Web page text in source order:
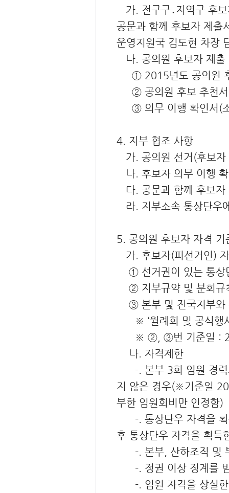
가. 전구구․지역구 후
공문과 함께 후보자 제출
운영지원국 김도현 차장
나. 공의원 후보자 제출
① 2015년도 공의원
② 공의원 후보 추천서
③ 의무 이행 확인서(
4. 지부 협조 사항
가. 공의원 선거(후보자
나. 후보자 의무 이행
다. 공문과 함께 후보자
라. 지부소속 통상단우
5. 공의원 후보자 자격 기
가. 후보자(피선거인)
① 선거권이 있는 통상
② 지부규약 및 분회규
③ 본부 및 전국지부와
※ ‘월례회 및 공식행사
※ ②, ③번 기준일 :
나. 자격제한
-. 본부 3회 임원 경력
지 않은 경우(※기준일
부한 임원회비만 인정함)
-. 통상단우 자격을 획
후 통상단우 자격을 획득
-. 본부, 산하조직 및
-. 정권 이상 징계를 받
-. 임원 자격을 상실한